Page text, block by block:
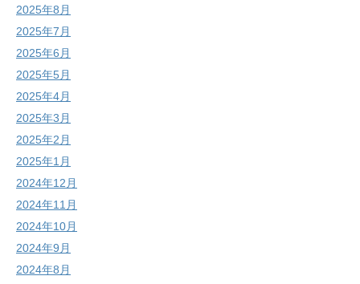
2025年8月
2025年7月
2025年6月
2025年5月
2025年4月
2025年3月
2025年2月
2025年1月
2024年12月
2024年11月
2024年10月
2024年9月
2024年8月